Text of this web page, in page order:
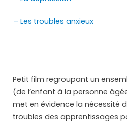
– Les troubles anxieux
Petit film regroupant un
(de l’enfant à la personne
met en évidence la nécessité
troubles des apprentissages